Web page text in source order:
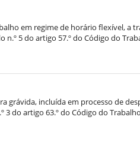
em regime de horário flexível, a
5 do artigo 57.º do Código do
grávida, incluída em processo de
3 do artigo 63.º do Código do